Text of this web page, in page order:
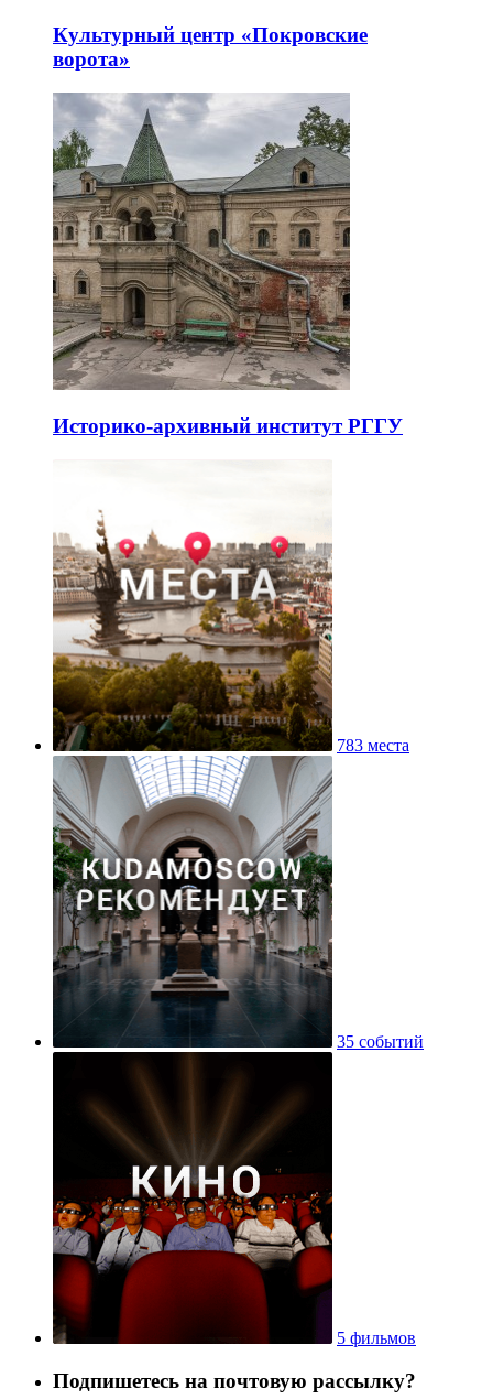
Культурный центр «Покровские
ворота»
Историко-архивный институт РГГУ
783 места
35 событий
5 фильмов
Подпишетесь на почтовую рассылку?